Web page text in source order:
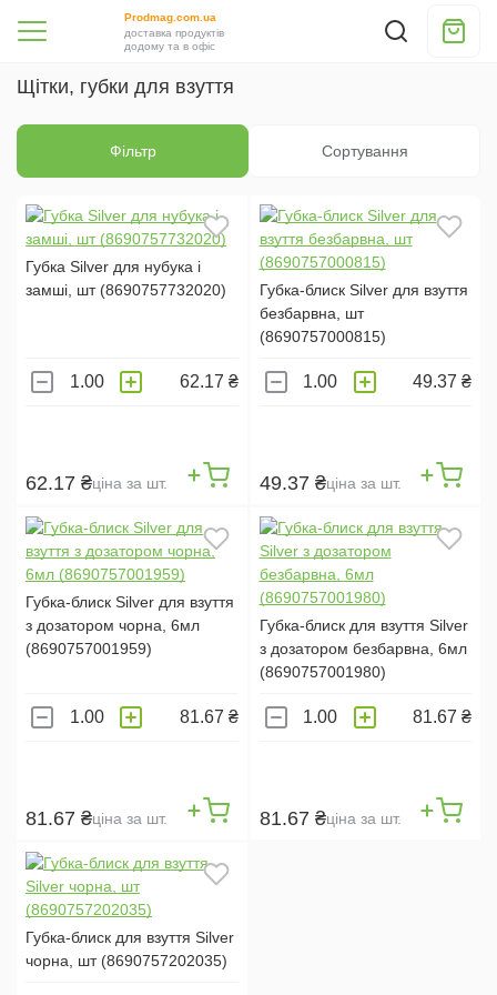
Prodmag.com.ua
доставка продуктів
додому та в офіс
Щітки, губки для взуття
Фільтр Сортування
Губка Silver для нубука і
замші, шт (8690757732020)
62.17 ₴
62.17 ₴ціна за шт.
Губка-блиск Silver для взуття
безбарвна, шт
(8690757000815)
49.37 ₴
49.37 ₴ціна за шт.
Губка-блиск Silver для взуття
з дозатором чорна, 6мл
(8690757001959)
81.67 ₴
81.67 ₴ціна за шт.
Губка-блиск для взуття Silver
з дозатором безбарвна, 6мл
(8690757001980)
81.67 ₴
81.67 ₴ціна за шт.
Губка-блиск для взуття Silver
чорна, шт (8690757202035)